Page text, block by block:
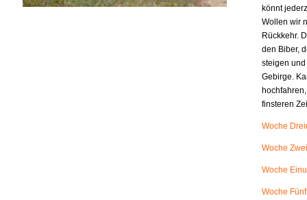
könnt
Wollen wir
Rückkehr.
den Biber,
steigen
Gebirge.
finsteren
Woche
Woche
Woche
Woche